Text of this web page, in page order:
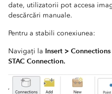
date, utilizatorii pot accesa
descărcări manuale.
Pentru a stabili conexiunea:
Navigați la Insert >
STAC Connection.